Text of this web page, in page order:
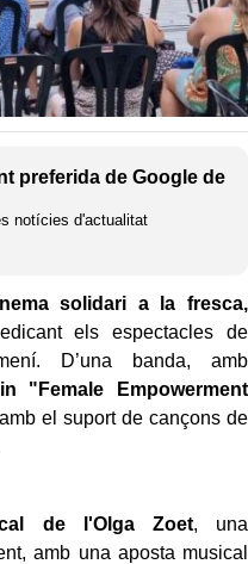
preferida de Google de
notícies d'actualitat
solidari a la fresca,
els espectacles de
D’una banda, amb
"Female Empowerment
el suport de cançons de
de l'Olga Zoet, una
amb una aposta musical